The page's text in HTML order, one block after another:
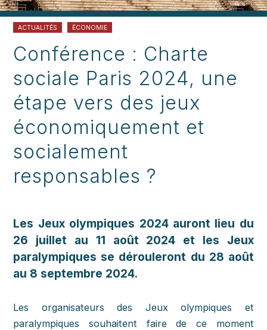
ACTUALITÉS ÉCONOMIE
Conférence : Charte
sociale Paris 2024, une
étape vers des jeux
économiquement et
socialement
responsables ?
Les Jeux olympiques 2024 auront lieu du
26 juillet au 11 août 2024 et les Jeux
paralympiques se dérouleront du 28 août
au 8 septembre 2024.
Les organisateurs des Jeux olympiques et
paralympiques souhaitent faire de ce moment